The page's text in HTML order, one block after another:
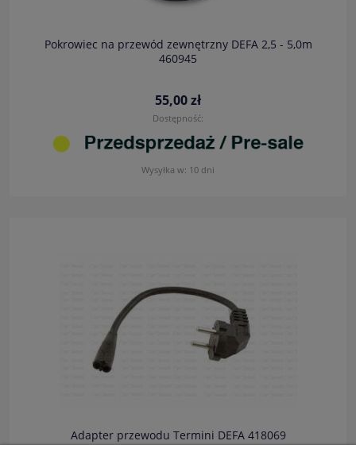
Pokrowiec na przewód zewnętrzny DEFA 2,5 - 5,0m
460945
55,00 zł
Dostępność:
Wysyłka w: 10 dni
Adapter przewodu Termini DEFA 418069